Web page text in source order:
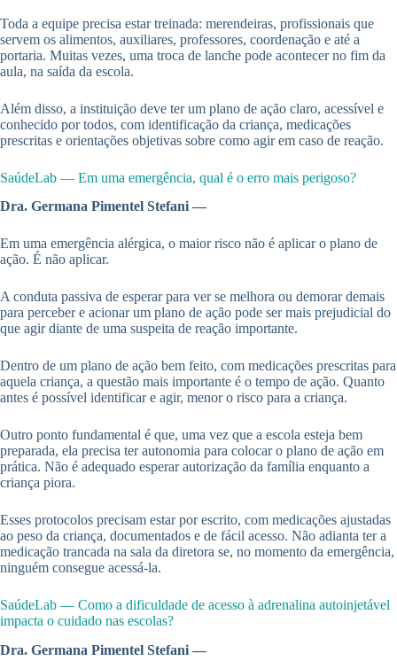
Toda a equipe precisa estar treinada: merendeiras, profissionais que
servem os alimentos, auxiliares, professores, coordenação e até a
portaria. Muitas vezes, uma troca de lanche pode acontecer no fim da
aula, na saída da escola.
Além disso, a instituição deve ter um plano de ação claro, acessível e
conhecido por todos, com identificação da criança, medicações
prescritas e orientações objetivas sobre como agir em caso de reação.
SaúdeLab — Em uma emergência, qual é o erro mais perigoso?
Dra. Germana Pimentel Stefani —
Em uma emergência alérgica, o maior risco não é aplicar o plano de
ação. É não aplicar.
A conduta passiva de esperar para ver se melhora ou demorar demais
para perceber e acionar um plano de ação pode ser mais prejudicial do
que agir diante de uma suspeita de reação importante.
Dentro de um plano de ação bem feito, com medicações prescritas para
aquela criança, a questão mais importante é o tempo de ação. Quanto
antes é possível identificar e agir, menor o risco para a criança.
Outro ponto fundamental é que, uma vez que a escola esteja bem
preparada, ela precisa ter autonomia para colocar o plano de ação em
prática. Não é adequado esperar autorização da família enquanto a
criança piora.
Esses protocolos precisam estar por escrito, com medicações ajustadas
ao peso da criança, documentados e de fácil acesso. Não adianta ter a
medicação trancada na sala da diretora se, no momento da emergência,
ninguém consegue acessá-la.
SaúdeLab — Como a dificuldade de acesso à adrenalina autoinjetável
impacta o cuidado nas escolas?
Dra. Germana Pimentel Stefani —